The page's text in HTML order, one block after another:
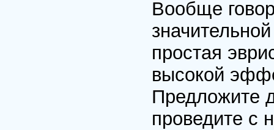
Вообще
простая
высокой
Предложите
проведите с